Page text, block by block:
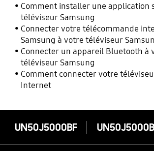
Comment installer une application
téléviseur Samsung
Connecter votre télécommande
Samsung à votre téléviseur
Connecter un appareil Bluetooth à
téléviseur Samsung
Comment connecter votre
Internet
UN50J5000BF